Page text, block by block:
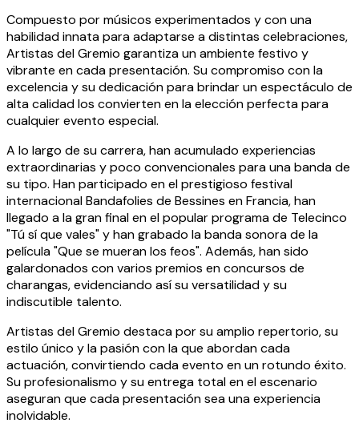
Compuesto por músicos experimentados y con una
habilidad innata para adaptarse a distintas celebraciones,
Artistas del Gremio garantiza un ambiente festivo y
vibrante en cada presentación. Su compromiso con la
excelencia y su dedicación para brindar un espectáculo de
alta calidad los convierten en la elección perfecta para
cualquier evento especial.
A lo largo de su carrera, han acumulado experiencias
extraordinarias y poco convencionales para una banda de
su tipo. Han participado en el prestigioso festival
internacional Bandafolies de Bessines en Francia, han
llegado a la gran final en el popular programa de Telecinco
"Tú sí que vales" y han grabado la banda sonora de la
película "Que se mueran los feos". Además, han sido
galardonados con varios premios en concursos de
charangas, evidenciando así su versatilidad y su
indiscutible talento.
Artistas del Gremio destaca por su amplio repertorio, su
estilo único y la pasión con la que abordan cada
actuación, convirtiendo cada evento en un rotundo éxito.
Su profesionalismo y su entrega total en el escenario
aseguran que cada presentación sea una experiencia
inolvidable.